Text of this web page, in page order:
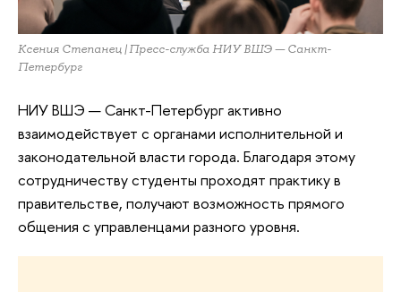
Ксения Степанец | Пресс-служба НИУ ВШЭ — Санкт-
Петербург
НИУ ВШЭ — Санкт-Петербург активно
взаимодействует с органами исполнительной и
законодательной власти города. Благодаря этому
сотрудничеству студенты проходят практику в
правительстве, получают возможность прямого
общения с управленцами разного уровня.